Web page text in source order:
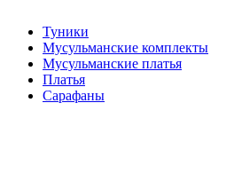
Туники
Мусульманские комплекты
Мусульманские платья
Платья
Сарафаны